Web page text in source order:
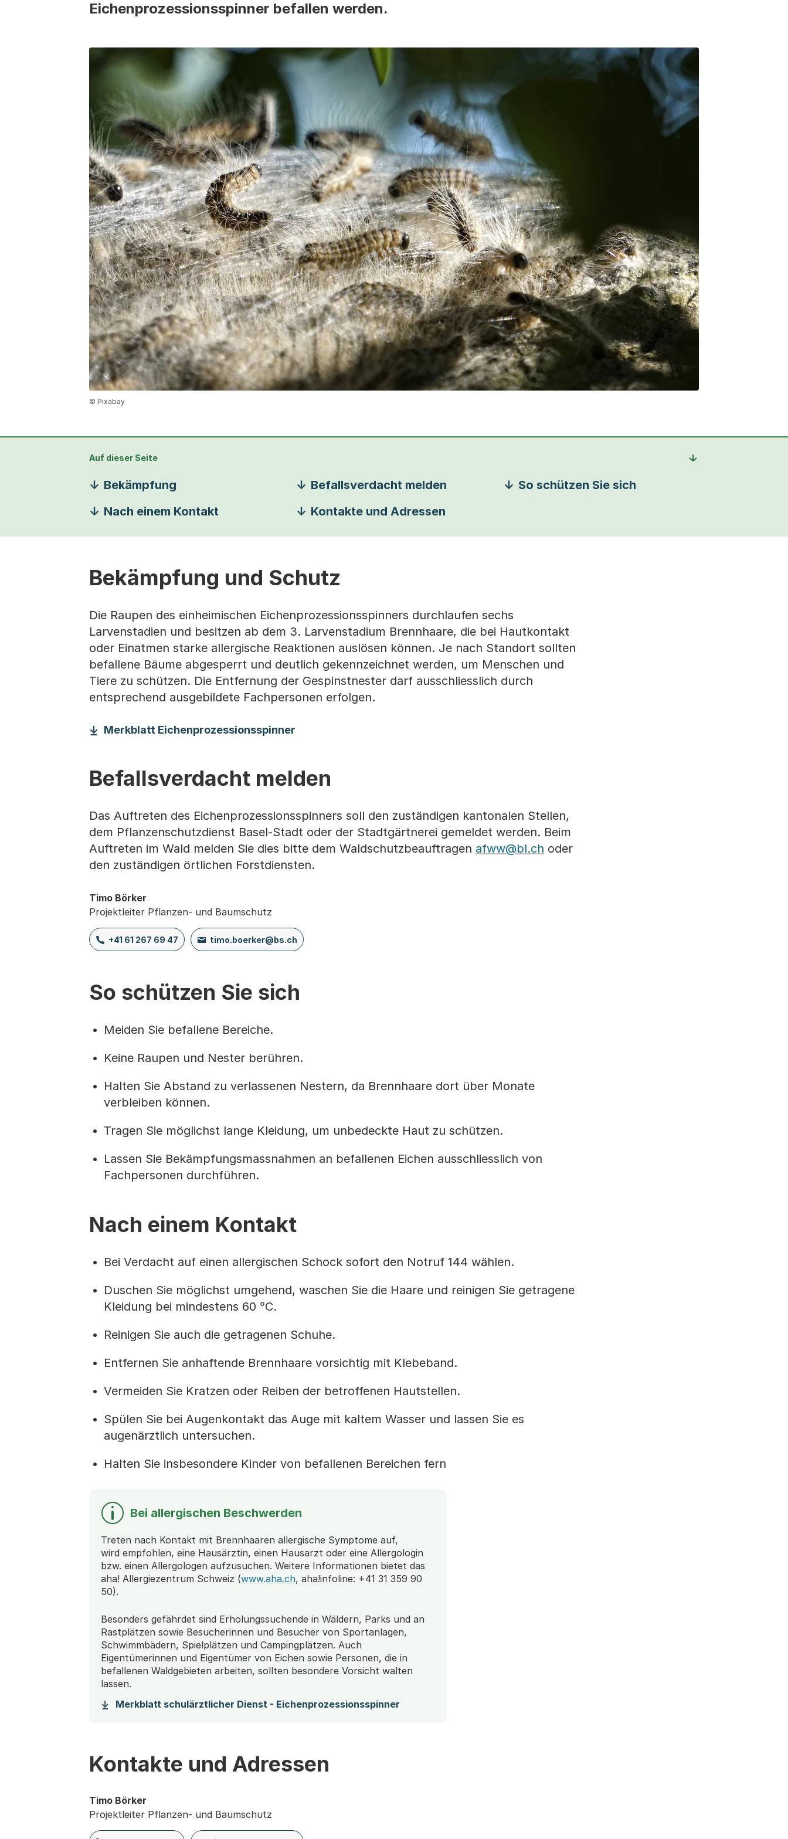
Eichenprozessionsspinner befallen werden.
© Pixabay
Auf dieser Seite
Bekämpfung Befallsverdacht melden
So schützen Sie sich
Nach einem Kontakt
Kontakte und Adressen
Bekämpfung und Schutz
Die Raupen des einheimischen Eichenprozessionsspinners durchlaufen sechs
Larvenstadien und besitzen ab dem 3. Larvenstadium Brennhaare, die bei Hautkontakt
oder Einatmen starke allergische Reaktionen auslösen können. Je nach Standort sollten
befallene Bäume abgesperrt und deutlich gekennzeichnet werden, um Menschen und
Tiere zu schützen. Die Entfernung der Gespinstnester darf ausschliesslich durch
entsprechend ausgebildete Fachpersonen erfolgen.
Merkblatt Eichenprozessionsspinner
Befallsverdacht melden
Das Auftreten des Eichenprozessionsspinners soll den zuständigen kantonalen Stellen,
dem Pflanzenschutzdienst Basel-Stadt oder der Stadtgärtnerei gemeldet werden. Beim
Auftreten im Wald melden Sie dies bitte dem Waldschutzbeauftragen afww@bl.ch oder
den zuständigen örtlichen Forstdiensten.
Timo Börker
Projektleiter Pflanzen- und Baumschutz
+41 61 267 69 47 timo.boerker@bs.ch
So schützen Sie sich
Meiden Sie befallene Bereiche.
Keine Raupen und Nester berühren.
Halten Sie Abstand zu verlassenen Nestern, da Brennhaare dort über Monate
verbleiben können.
Tragen Sie möglichst lange Kleidung, um unbedeckte Haut zu schützen.
Lassen Sie Bekämpfungsmassnahmen an befallenen Eichen ausschliesslich von
Fachpersonen durchführen.
Nach einem Kontakt
Bei Verdacht auf einen allergischen Schock sofort den Notruf 144 wählen.
Duschen Sie möglichst umgehend, waschen Sie die Haare und reinigen Sie getragene
Kleidung bei mindestens 60 °C.
Reinigen Sie auch die getragenen Schuhe.
Entfernen Sie anhaftende Brennhaare vorsichtig mit Klebeband.
Vermeiden Sie Kratzen oder Reiben der betroffenen Hautstellen.
Spülen Sie bei Augenkontakt das Auge mit kaltem Wasser und lassen Sie es
augenärztlich untersuchen.
Halten Sie insbesondere Kinder von befallenen Bereichen fern
Bei allergischen Beschwerden
Treten nach Kontakt mit Brennhaaren allergische Symptome auf,
wird empfohlen, eine Hausärztin, einen Hausarzt oder eine Allergologin
bzw. einen Allergologen aufzusuchen. Weitere Informationen bietet das
aha! Allergiezentrum Schweiz (www.aha.ch, aha!infoline: +41 31 359 90
50).
Besonders gefährdet sind Erholungssuchende in Wäldern, Parks und an
Rastplätzen sowie Besucherinnen und Besucher von Sportanlagen,
Schwimmbädern, Spielplätzen und Campingplätzen. Auch
Eigentümerinnen und Eigentümer von Eichen sowie Personen, die in
befallenen Waldgebieten arbeiten, sollten besondere Vorsicht walten
lassen.
Merkblatt schulärztlicher Dienst - Eichenprozessionsspinner
Kontakte und Adressen
Timo Börker
Projektleiter Pflanzen- und Baumschutz